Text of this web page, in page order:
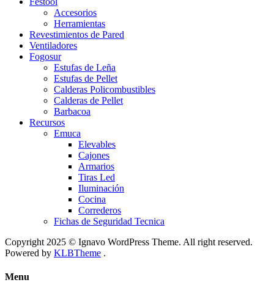
Accesorios
Herramientas
Revestimientos de Pared
Ventiladores
Fogosur
Estufas de Leña
Estufas de Pellet
Calderas Policombustibles
Calderas de Pellet
Barbacoa
Recursos
Emuca
Elevables
Cajones
Armarios
Tiras Led
Iluminación
Cocina
Correderos
Fichas de Seguridad Tecnica
Copyright 2025 © Ignavo WordPress Theme. All right reserved.
Powered by KLBTheme .
Menu